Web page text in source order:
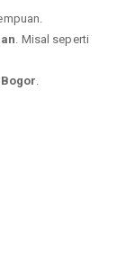
. Misal seperti
Bogor